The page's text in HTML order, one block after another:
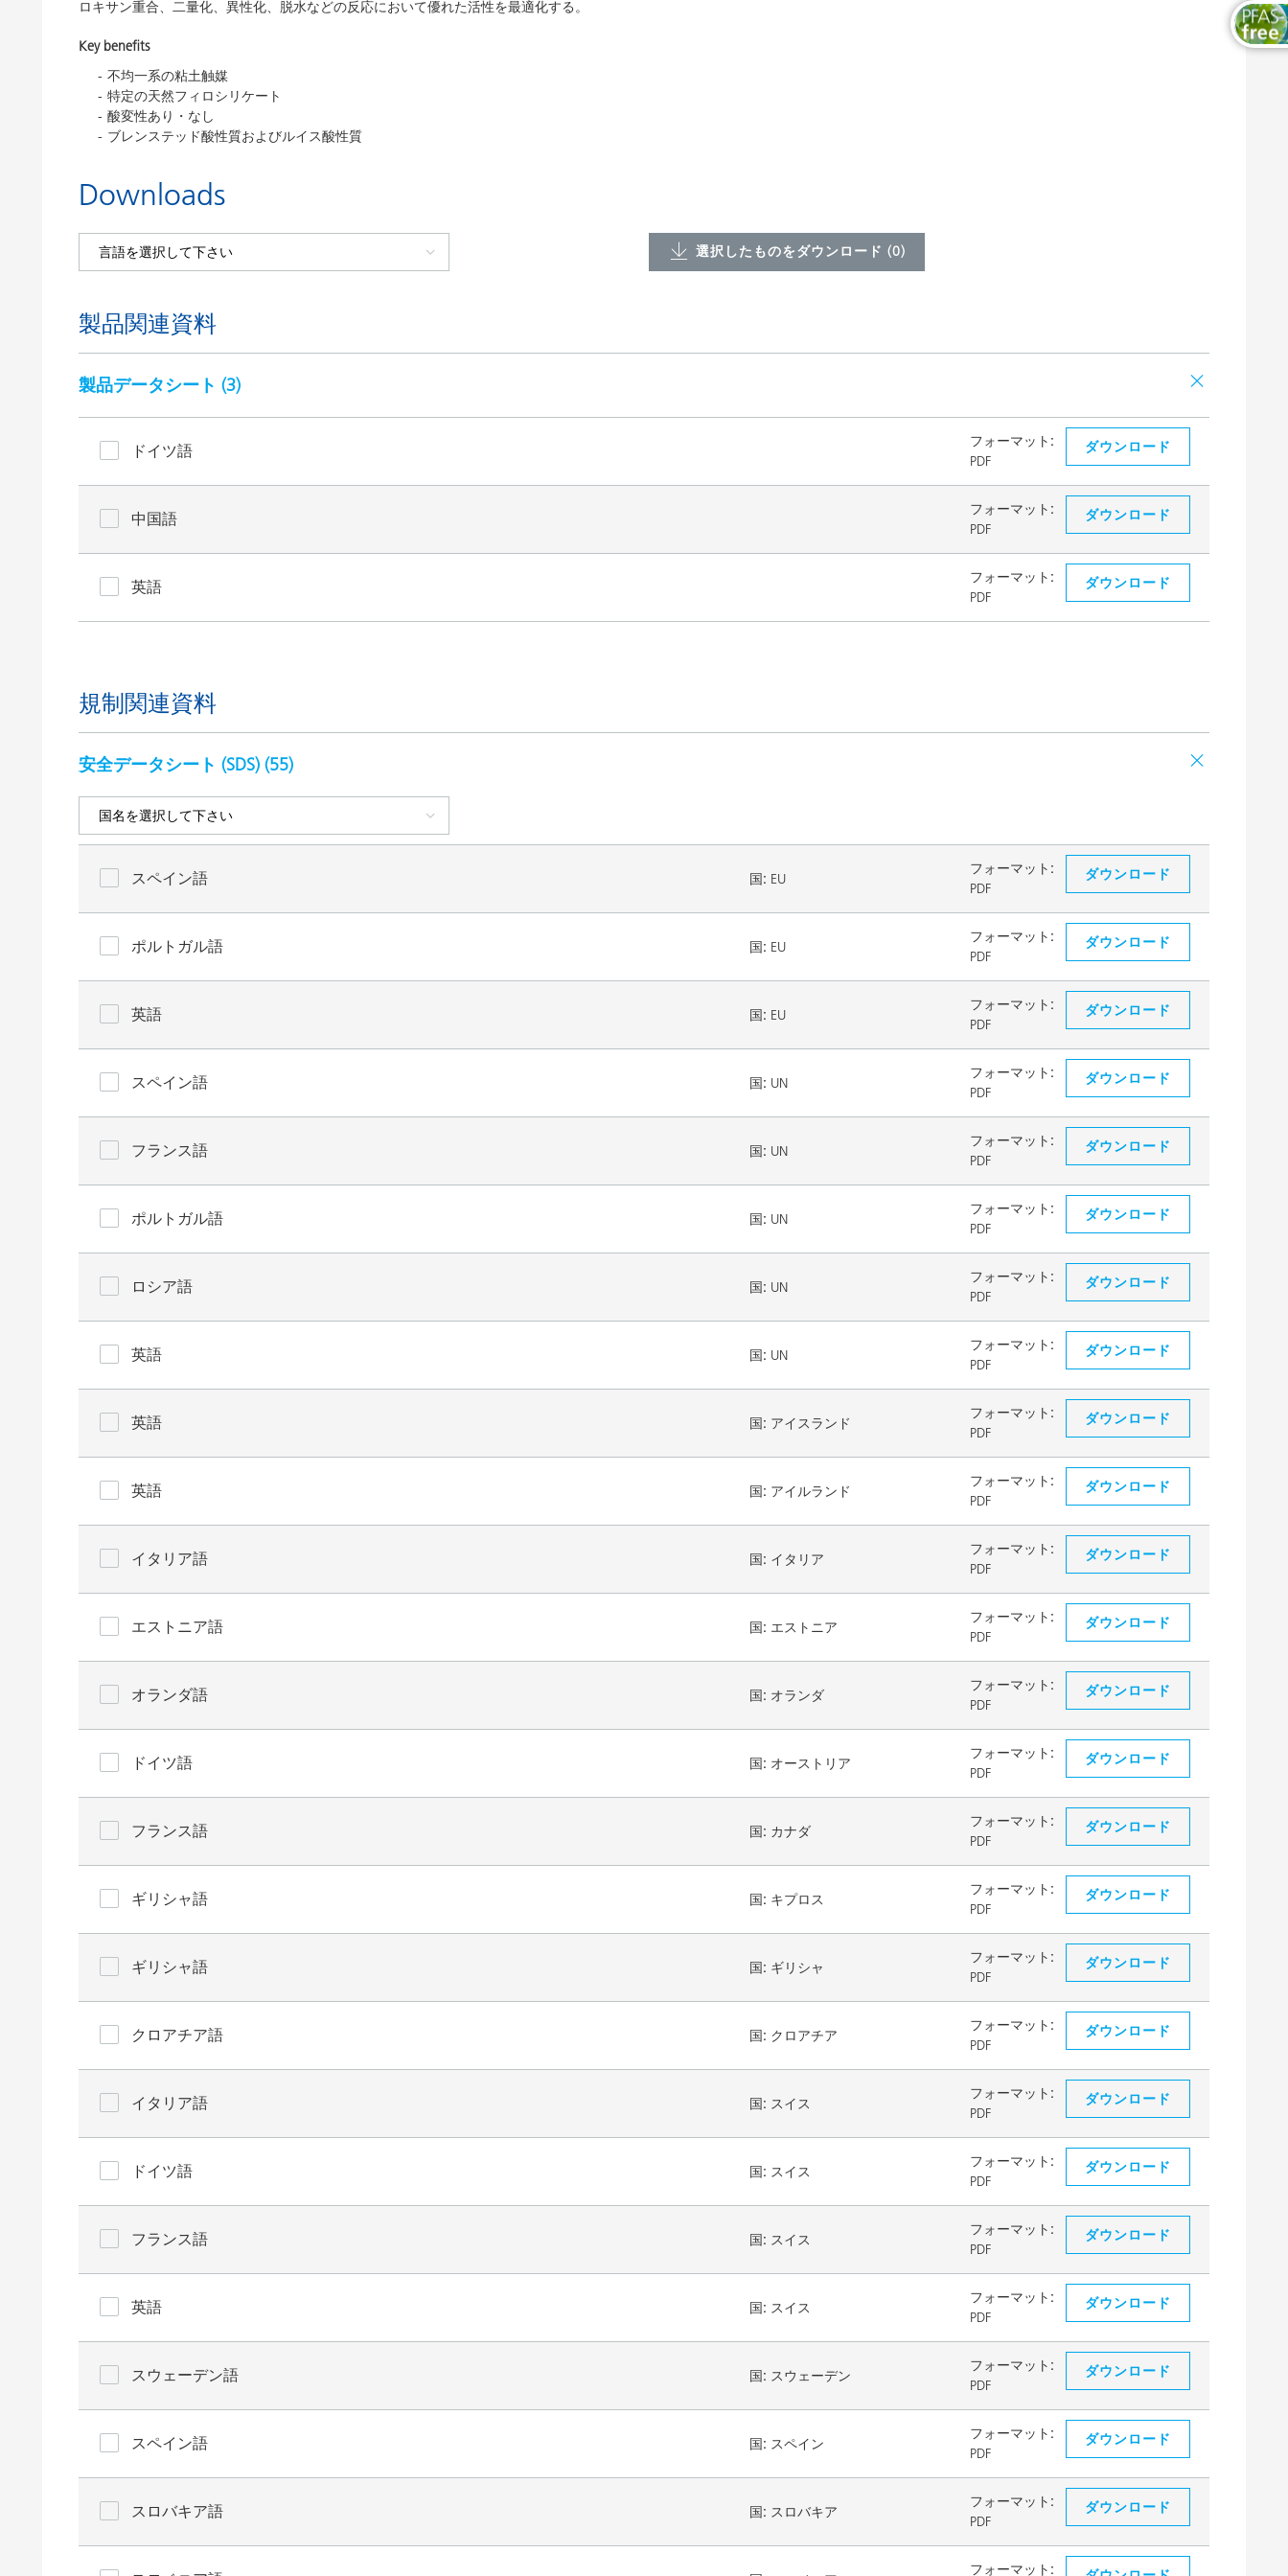
ロキサン重合、二量化、異性化、脱水などの反応において優れた活性を最適化する。
Key benefits
不均一系の粘土触媒
特定の天然フィロシリケート
酸変性あり・なし
ブレンステッド酸性質およびルイス酸性質
Downloads
選択したものをダウンロード (0)
製品関連資料
製品データシート (3)
ドイツ語
フォーマット:
PDF
ダウンロード
中国語
フォーマット:
PDF
ダウンロード
英語
フォーマット:
PDF
ダウンロード
規制関連資料
安全データシート (SDS) (55)
スペイン語 国: EU
フォーマット:
PDF
ダウンロード
ポルトガル語 国: EU
フォーマット:
PDF
ダウンロード
英語 国: EU
フォーマット:
PDF
ダウンロード
スペイン語 国: UN
フォーマット:
PDF
ダウンロード
フランス語 国: UN
フォーマット:
PDF
ダウンロード
ポルトガル語 国: UN
フォーマット:
PDF
ダウンロード
ロシア語 国: UN
フォーマット:
PDF
ダウンロード
英語 国: UN
フォーマット:
PDF
ダウンロード
英語 国: アイスランド
フォーマット:
PDF
ダウンロード
英語 国: アイルランド
フォーマット:
PDF
ダウンロード
イタリア語 国: イタリア
フォーマット:
PDF
ダウンロード
エストニア語 国: エストニア
フォーマット:
PDF
ダウンロード
オランダ語 国: オランダ
フォーマット:
PDF
ダウンロード
ドイツ語 国: オーストリア
フォーマット:
PDF
ダウンロード
フランス語 国: カナダ
フォーマット:
PDF
ダウンロード
ギリシャ語 国: キプロス
フォーマット:
PDF
ダウンロード
ギリシャ語 国: ギリシャ
フォーマット:
PDF
ダウンロード
クロアチア語 国: クロアチア
フォーマット:
PDF
ダウンロード
イタリア語 国: スイス
フォーマット:
PDF
ダウンロード
ドイツ語 国: スイス
フォーマット:
PDF
ダウンロード
フランス語 国: スイス
フォーマット:
PDF
ダウンロード
英語 国: スイス
フォーマット:
PDF
ダウンロード
スウェーデン語 国: スウェーデン
フォーマット:
PDF
ダウンロード
スペイン語 国: スペイン
フォーマット:
PDF
ダウンロード
スロバキア語 国: スロバキア
フォーマット:
PDF
ダウンロード
フォーマット: